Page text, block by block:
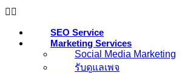
SEO Service
Marketing Services
Social Media Marketing
รับดูแลเพจ